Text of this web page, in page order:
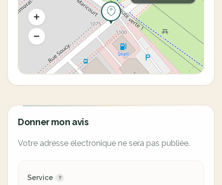
Donner mon avis
Votre adresse électronique ne sera pas publiée.
Service